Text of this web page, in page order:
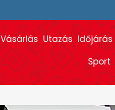
Vásárlás Utazás Időjárás
Sport